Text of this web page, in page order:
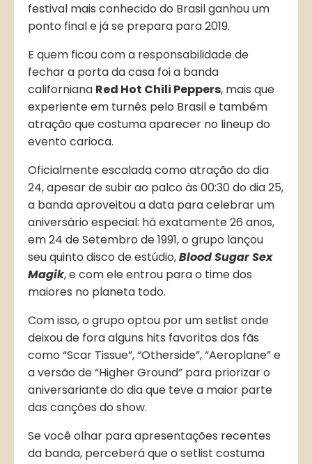
festival mais conhecido do Brasil ganhou um
ponto final e já se prepara para 2019.
E quem ficou com a responsabilidade de
fechar a porta da casa foi a banda
californiana Red Hot Chili Peppers, mais que
experiente em turnês pelo Brasil e também
atração que costuma aparecer no lineup do
evento carioca.
Oficialmente escalada como atração do dia
24, apesar de subir ao palco às 00:30 do dia 25,
a banda aproveitou a data para celebrar um
aniversário especial: há exatamente 26 anos,
em 24 de Setembro de 1991, o grupo lançou
seu quinto disco de estúdio,Blood Sugar Sex
Magik, e com ele entrou para o time dos
maiores no planeta todo.
Com isso, o grupo optou por um setlist onde
deixou de fora alguns hits favoritos dos fãs
como “Scar Tissue”, “Otherside”, “Aeroplane” e
a versão de “Higher Ground” para priorizar o
aniversariante do dia que teve a maior parte
das canções do show.
Se você olhar para apresentações recentes
da banda, perceberá que o setlist costuma